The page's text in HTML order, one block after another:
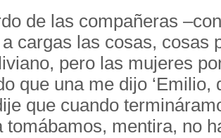
de las compañeras
cargas las cosas, cosas
pero las mujeres
que una me dijo ‘Emilio,
que cuando
tomábamos, mentira, no